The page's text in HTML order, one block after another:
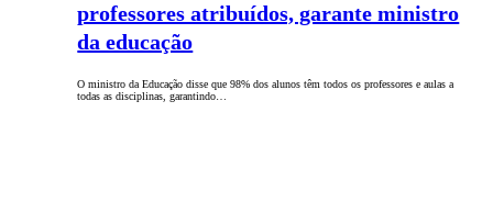
professores atribuídos, garante ministro
da educação
O ministro da Educação disse que 98% dos alunos têm todos os professores e aulas a
todas as disciplinas, garantindo…